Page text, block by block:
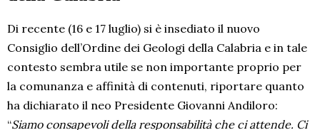
Di recente (16 e 17 luglio) si è insediato il nuovo
Consiglio dell’Ordine dei Geologi della Calabria e in tale
contesto sembra utile se non importante proprio per
la comunanza e affinità di contenuti, riportare quanto
ha dichiarato il neo Presidente Giovanni Andiloro:
“Siamo consapevoli della responsabilità che ci attende. Ci